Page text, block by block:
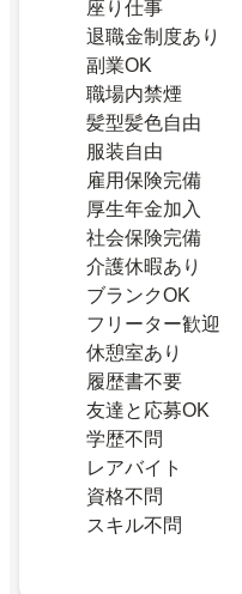
座り仕事
退職金制度あり
副業OK
職場内禁煙
髪型髪色自由
服装自由
雇用保険完備
厚生年金加入
社会保険完備
介護休暇あり
ブランクOK
フリーター歓迎
休憩室あり
履歴書不要
友達と応募OK
学歴不問
レアバイト
資格不問
スキル不問